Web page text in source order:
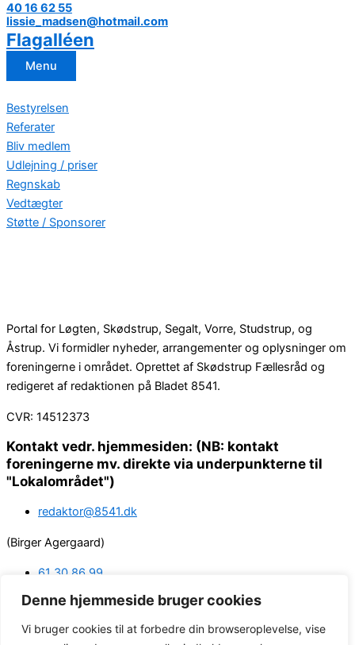
Denne hjemmeside bruger cookies
Vi bruger cookies til at forbedre din browseroplevelse, vise
40 16 62 55
lissie_madsen@hotmail.com
Flagalléen
Menu
Bestyrelsen
Referater
Bliv medlem
Udlejning / priser
Regnskab
Vedtægter
Støtte / Sponsorer
Portal for Løgten, Skødstrup, Segalt, Vorre, Studstrup, og
Åstrup. Vi formidler nyheder, arrangementer og oplysninger om
foreningerne i området. Oprettet af Skødstrup Fællesråd og
redigeret af redaktionen på Bladet 8541.
CVR: 14512373
Kontakt vedr. hjemmesiden: (NB: kontakt
foreningerne mv. direkte via underpunkterne til
"Lokalområdet")
redaktor@8541.dk
(Birger Agergaard)
61 30 86 99
margrethe@thusgaard.com
(Webredaktør: Margrethe Krogh Thusgaard)